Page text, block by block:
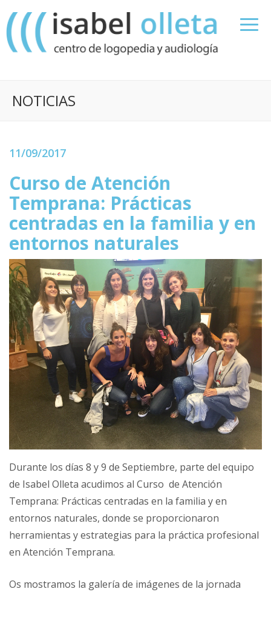
NOTICIAS
11/09/2017
Curso de Atención
Temprana: Prácticas
centradas en la familia y en
entornos naturales
Durante los días 8 y 9 de Septiembre, parte del equipo
de Isabel Olleta acudimos al Curso de Atención
Temprana: Prácticas centradas en la familia y en
entornos naturales, donde se proporcionaron
herramientas y estrategias para la práctica profesional
en Atención Temprana.
Os mostramos la galería de imágenes de la jornada